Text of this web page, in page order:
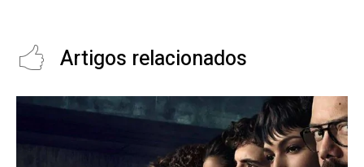
Artigos relacionados